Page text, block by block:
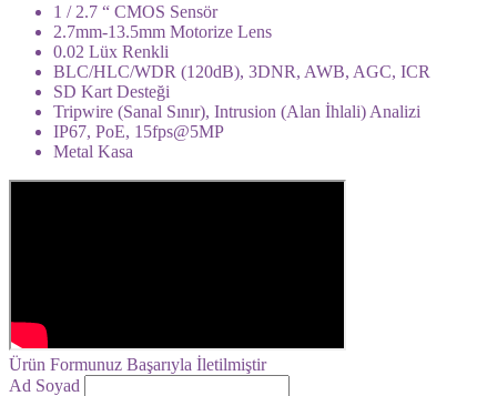
1 / 2.7 “ CMOS Sensör
2.7mm-13.5mm Motorize Lens
0.02 Lüx Renkli
BLC/HLC/WDR (120dB), 3DNR, AWB, AGC, ICR
SD Kart Desteği
Tripwire (Sanal Sınır), Intrusion (Alan İhlali) Analizi
IP67, PoE, 15fps@5MP
Metal Kasa
Ürün Formunuz Başarıyla İletilmiştir
Ad Soyad